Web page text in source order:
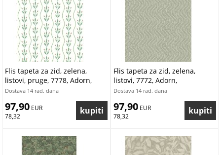
Flis tapeta za zid, zelena,
listovi, pruge, 7778, Adorn,
Borastapeter | Ljepilo Gratis
Dostava 14 rad. dana
97,90 EUR
78,32
Flis tapeta za zid, zelena,
listovi, 7772, Adorn,
Borastapeter | Ljepilo Gratis
Dostava 14 rad. dana
97,90 EUR
78,32